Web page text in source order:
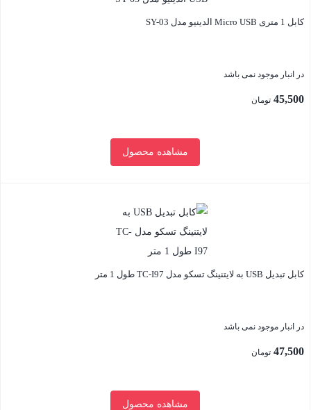
کابل 1 متری Micro USB الدینیو مدل SY-03
در انبار موجود نمی باشد
45,500 تومان
مشاهده محصول
کابل تبدیل USB به لایتنینگ تسکو مدل TC-I97 طول 1 متر
در انبار موجود نمی باشد
47,500 تومان
مشاهده محصول